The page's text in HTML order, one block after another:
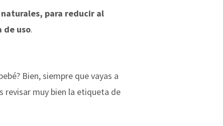
para reducir al
de uso.
Bien, siempre que vayas a
revisar muy bien la etiqueta de